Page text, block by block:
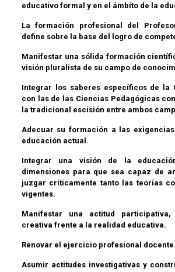
educativo formal y en el ámbito de la
La formación profesional del
define sobre la base del logro de
Manifestar una sólida formación
visión pluralista de su campo de
Integrar los saberes específicos de la
con las de las Ciencias Pedagógicas
la tradicional escisión entre ambos
Adecuar su formación a las
educación actual.
Integrar una visión de la
dimensiones para que sea capaz de
juzgar críticamente tanto las teorías
vigentes.
Manifestar una actitud
creativa frente a la realidad educativa.
Renovar el ejercicio profesional docente.
Asumir actitudes investigativas y